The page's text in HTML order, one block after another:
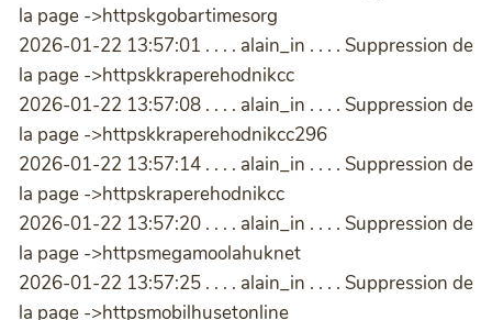
la page ->httpskgobartimesorg
2026-01-22 13:57:01 . . . . alain_in . . . . Suppression de
la page ->httpskkraperehodnikcc
2026-01-22 13:57:08 . . . . alain_in . . . . Suppression de
la page ->httpskkraperehodnikcc296
2026-01-22 13:57:14 . . . . alain_in . . . . Suppression de
la page ->httpskraperehodnikcc
2026-01-22 13:57:20 . . . . alain_in . . . . Suppression de
la page ->httpsmegamoolahuknet
2026-01-22 13:57:25 . . . . alain_in . . . . Suppression de
la page ->httpsmobilhusetonline